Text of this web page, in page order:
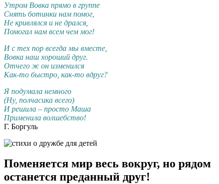
Утром Вовка прямо в группе
Снять ботинки нам помог,
Не кривлялся и не дрался,
Помогал нам всем чем мог!
И с тех пор всегда мы вместе,
Вовка наш хороший друг.
Отчего ж он изменился
Как-то быстро, как-то вдруг?
Я подумала немного
(Ну, полчасика всего)
И решила – просто Маша
Применила волшебство!
Г. Боргуль
Поменяется мир весь вокруг, но рядом
останется преданный друг!